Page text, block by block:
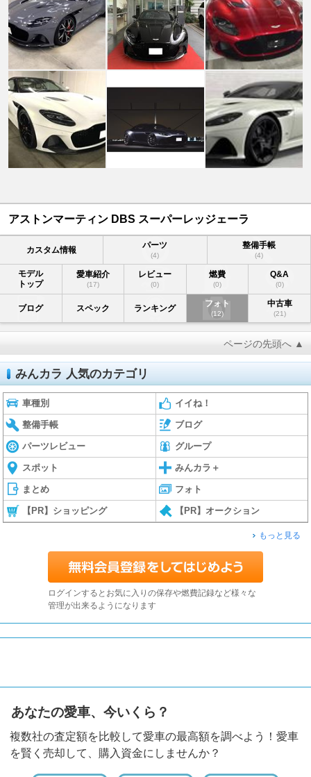
アストンマーティン DBS スーパーレッジェーラ
カスタム情報 パーツ
(4)
整備手帳
(4)
モデル
トップ
愛車紹介
(17)
レビュー
(0)
燃費
(0)
Q&A
(0)
ブログ スペック ランキング フォト
(12)
中古車
(21)
ページの先頭へ ▲
みんカラ 人気のカテゴリ
車種別 イイね！
整備手帳 ブログ
パーツレビュー グループ
スポット みんカラ＋
まとめ フォト
【PR】ショッピング 【PR】オークション
もっと見る
ログインするとお気に入りの保存や燃費記録など様々な
管理が出来るようになります
あなたの愛車、今いくら？
複数社の査定額を比較して愛車の最高額を調べよう！愛車
を賢く売却して、購入資金にしませんか？